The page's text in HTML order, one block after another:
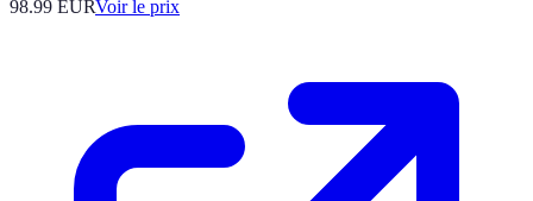
98.99 EURVoir le prix